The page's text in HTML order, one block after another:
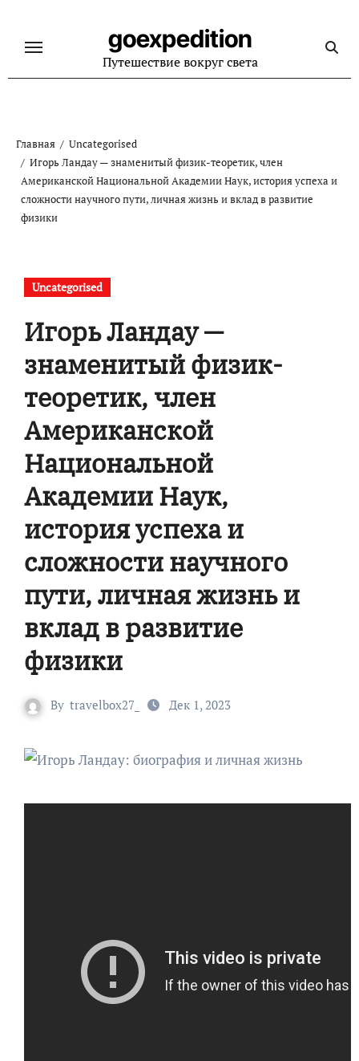
содержанию
goexpedition
Путешествие вокруг света
Главная
Uncategorised
Игорь Ландау — знаменитый физик-теоретик, член
Американской Национальной Академии Наук, история успеха и
сложности научного пути, личная жизнь и вклад в развитие
физики
Uncategorised
Игорь Ландау —
знаменитый физик-
теоретик, член
Американской
Национальной
Академии Наук,
история успеха и
сложности научного
пути, личная жизнь и
вклад в развитие
физики
By travelbox27_ Дек 1, 2023